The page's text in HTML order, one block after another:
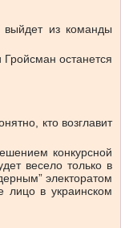
выйдет из команды
останется
кто возглавит
конкурсной
весело только в
электоратом
лицо в украинском